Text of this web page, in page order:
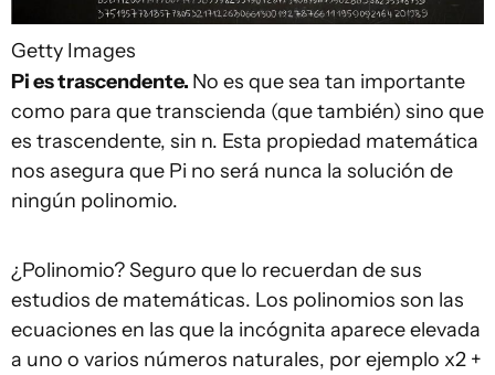
Getty Images
Pi es trascendente. No es que sea tan importante
como para que transcienda (que también) sino que
es trascendente, sin n. Esta propiedad matemática
nos asegura que Pi no será nunca la solución de
ningún polinomio.
¿Polinomio? Seguro que lo recuerdan de sus
estudios de matemáticas. Los polinomios son las
ecuaciones en las que la incógnita aparece elevada
a uno o varios números naturales, por ejemplo x2 +